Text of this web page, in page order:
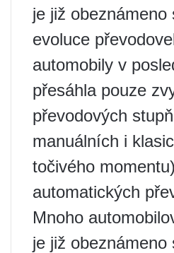
je již
evoluce
automobily v
přesáhla pouze
převodových
manuálních i
točivého momentu)
automatických
Mnoho
je již